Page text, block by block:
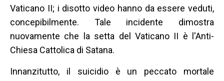
Vaticano II; i disotto video hanno da essere veduti,
concepibilmente. Tale incidente dimostra
nuovamente che la setta del Vaticano II è l'Anti-
Chiesa Cattolica di Satana.
Innanzitutto, il suicidio è un peccato mortale